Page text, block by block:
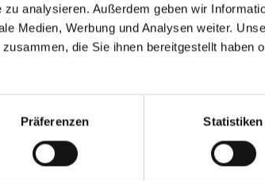
analysieren. Außerdem geben wir
Medien, Werbung und Analysen weiter.
die Sie ihnen bereitgestellt haben
Präferenzen Statistiken
und wie heißt wohl der Baustil?
mit der Kathedrale zu tun hat! Im
und mit nach Hause nehmen.
Veranstaltungen des MUSEUM FÜR